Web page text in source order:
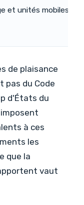
et unités mobiles de
de plaisance
pas du Code
d'États du
à ces
les
que la
vaut